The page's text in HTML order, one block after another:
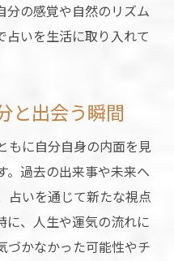
分の感覚や自然のリズム
占いを生活に取り入れて
と出会う瞬間
もに自分自身の内面を見
。過去の出来事や未来へ
占いを通じて新たな視点
に、人生や運気の流れに
づかなかった可能性やチ